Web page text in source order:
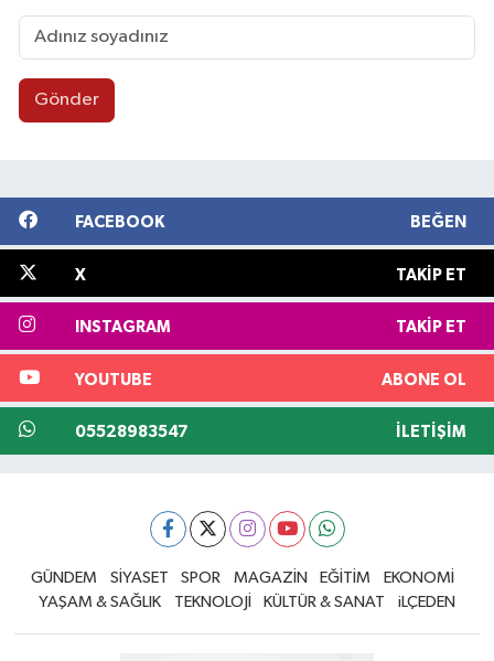
Gönder
FACEBOOK BEĞEN
X TAKIP ET
INSTAGRAM TAKIP ET
YOUTUBE ABONE OL
05528983547 İLETIŞIM
GÜNDEM SİYASET SPOR MAGAZİN EĞİTİM
EKONOMİ
YAŞAM & SAĞLIK
TEKNOLOJİ KÜLTÜR & SANAT iLÇEDEN